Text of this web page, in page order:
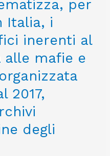
per
Italia, i
inerenti al
mafie e
2017,
degli